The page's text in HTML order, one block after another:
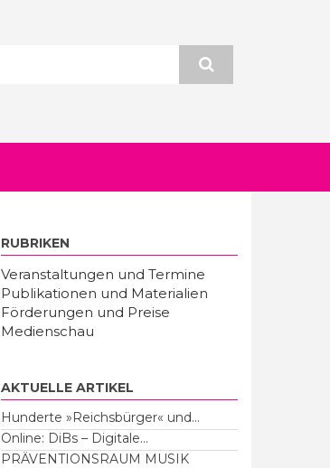
RUBRIKEN
Veranstaltungen und Termine
Publikationen und Materialien
Förderungen und Preise
Medienschau
AKTUELLE ARTIKEL
Hunderte »Reichsbürger« und...
Online: DiBs – Digitale...
PRÄVENTIONSRAUM MUSIK